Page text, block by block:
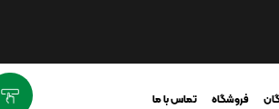
فروشگاه تماس با ما